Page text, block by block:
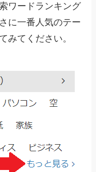
ワードランキング
に一番人気のテー
みてください。